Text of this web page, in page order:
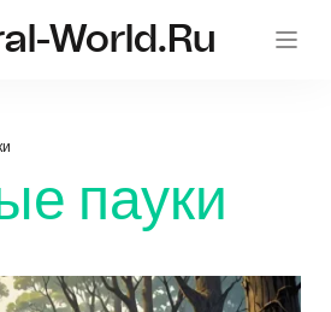
World.ru
пауки